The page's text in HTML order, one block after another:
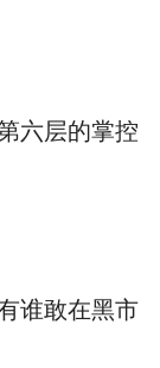
六层的掌控
谁敢在黑市